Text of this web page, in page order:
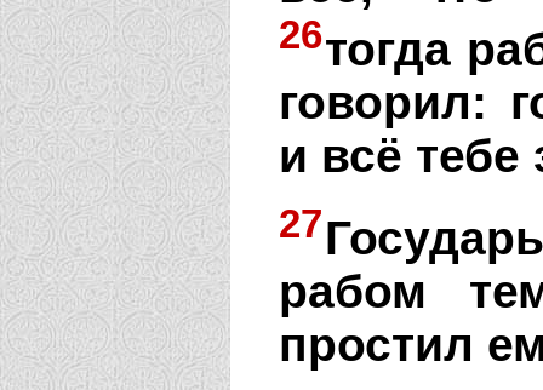
26тогда
говорил:
и всё тебе
27
рабом
простил